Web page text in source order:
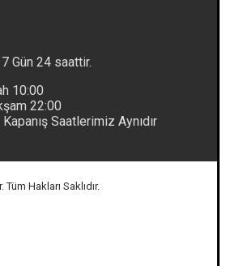
Gün 24 saattir.
10:00
22:00
Kapanış Saatlerimiz Aynıdır
Hakları Saklıdır.